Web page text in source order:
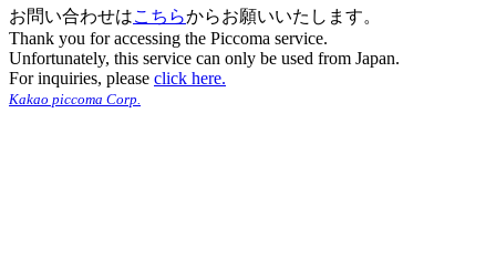
お問い合わせはこちらからお願いいたします。
Thank you for accessing the Piccoma service.
Unfortunately, this service can only be used from Japan.
For inquiries, please click here.
Kakao piccoma Corp.